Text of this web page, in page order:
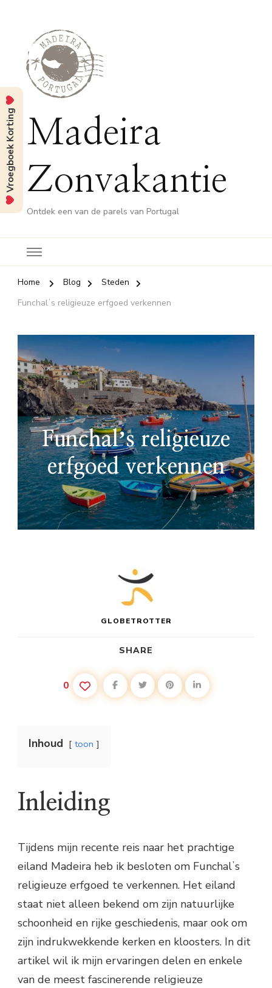
Madeira
Zonvakantie
Ontdek een van de parels van Portugal
Home Blog
Steden
Funchalʼs religieuze erfgoed verkennen
Funchalʼs religieuze
erfgoed verkennen
GLOBETROTTER
SHARE
0
Inhoud toon
Inleiding
Tijdens mijn recente reis naar het prachtige
eiland Madeira heb ik besloten om Funchalʼs
religieuze erfgoed te verkennen. Het eiland
staat niet alleen bekend om zijn natuurlijke
schoonheid en rijke geschiedenis, maar ook om
zijn indrukwekkende kerken en kloosters. In dit
artikel wil ik mijn ervaringen delen en enkele
van de meest fascinerende religieuze
Vroegboek Korting